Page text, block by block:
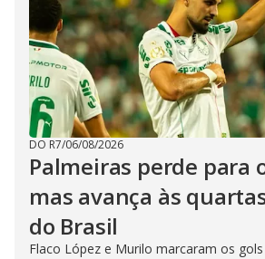
DO R7/06/08/2026
Palmeiras perde para
mas avança às
do Brasil
Flaco López e Murilo marcaram os